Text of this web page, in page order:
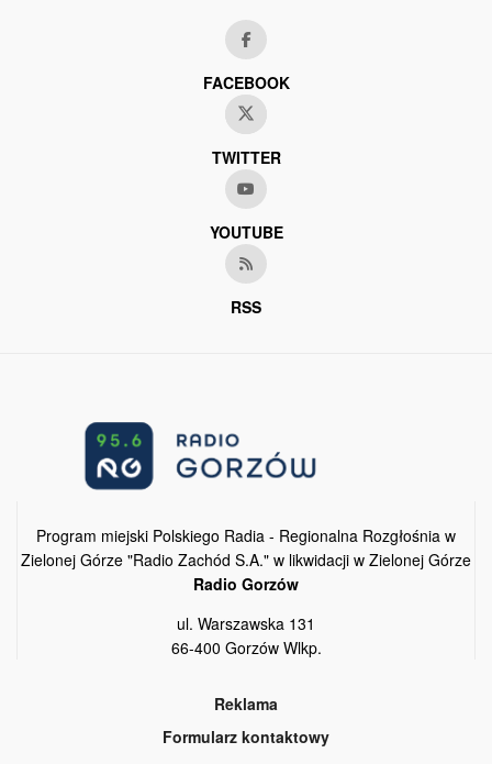
FACEBOOK
TWITTER
YOUTUBE
RSS
Program miejski Polskiego Radia - Regionalna Rozgłośnia w
Zielonej Górze "Radio Zachód S.A." w likwidacji w Zielonej Górze
Radio Gorzów
ul. Warszawska 131
66-400 Gorzów Wlkp.
Reklama
Formularz kontaktowy